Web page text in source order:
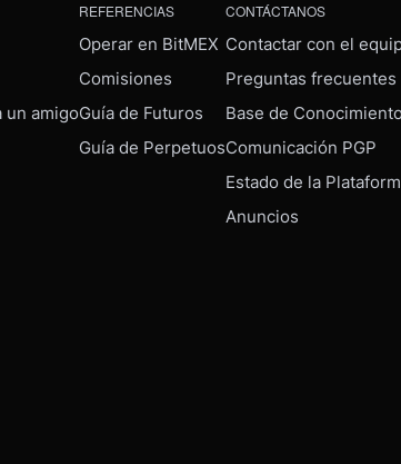
un amigo
REFERENCIAS
Operar en BitMEX
Comisiones
Guía de Futuros
Guía de Perpetuos
CONTÁCTANOS
Contactar con el
Preguntas frecuentes
Base de
Comunicación PGP
Estado de la
Anuncios